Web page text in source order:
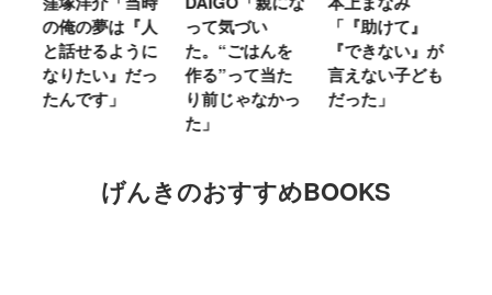
の俺の夢は『人
と話せるように
なりたい』だっ
たんです」
って気づい
た。“ごはんを
作る”って当た
り前じゃなかっ
た」
「『助けて』
『できない』が
言えない子ども
だった」
げんきのおすすめBOOKS